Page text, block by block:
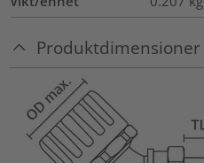
Produktdimensioner